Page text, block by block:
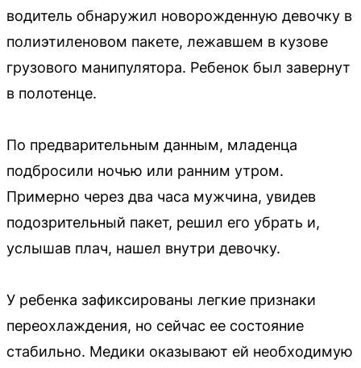
водитель обнаружил новорожденную девочку в
полиэтиленовом пакете, лежавшем в кузове
грузового манипулятора. Ребенок был завернут
в полотенце.
По предварительным данным, младенца
подбросили ночью или ранним утром.
Примерно через два часа мужчина, увидев
подозрительный пакет, решил его убрать и,
услышав плач, нашел внутри девочку.
У ребенка зафиксированы легкие признаки
переохлаждения, но сейчас ее состояние
стабильно. Медики оказывают ей необходимую